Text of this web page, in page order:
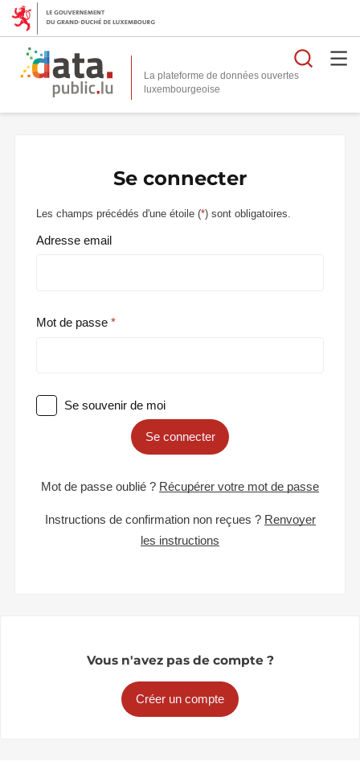
La plateforme de données ouvertes
Se connecter
Les champs précédés d'une étoile (*) sont obligatoires.
Adresse email
Mot de passe
Se souvenir de moi
Se connecter
Mot de passe oublié ? Récupérer votre mot de passe
Instructions de confirmation non reçues ? Renvoyer
les instructions
Vous n'avez pas de compte ?
Créer un compte